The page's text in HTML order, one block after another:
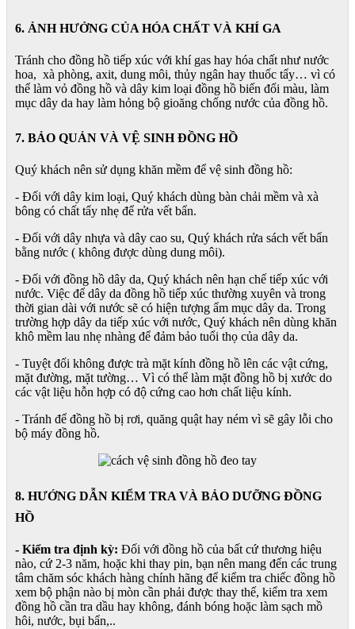
6. ẢNH HƯỞNG CỦA HÓA CHẤT VÀ KHÍ GA
Tránh cho đồng hồ tiếp xúc với khí gas hay hóa chất như nước
hoa, xà phòng, axit, dung môi, thủy ngân hay thuốc tẩy… vì có
thể làm vỏ đồng hồ và dây kim loại đồng hồ biến đổi màu, làm
mục dây da hay làm hỏng bộ gioăng chống nước của đồng hồ.
7. BẢO QUẢN VÀ VỆ SINH ĐỒNG HỒ
Quý khách nên sử dụng khăn mềm để vệ sinh đồng hồ:
- Đối với dây kim loại, Quý khách dùng bàn chải mềm và xà
bông có chất tẩy nhẹ để rửa vết bẩn.
- Đối với dây nhựa và dây cao su, Quý khách rửa sách vết bẩn
bằng nước ( không được dùng dung môi).
- Đối với đồng hồ dây da, Quý khách nên hạn chế tiếp xúc với
nước. Việc để dây da đồng hồ tiếp xúc thường xuyên và trong
thời gian dài với nước sẽ có hiện tượng ẩm mục dây da. Trong
trường hợp dây da tiếp xúc với nước, Quý khách nên dùng khăn
khô mềm lau nhẹ nhàng để đảm bảo tuổi thọ của dây da.
- Tuyệt đối không được trà mặt kính đồng hồ lên các vật cứng,
mặt đường, mặt tường… Vì có thể làm mặt đồng hồ bị xước do
các vật liệu hỗn hợp có độ cứng cao hơn chất liệu kính.
- Tránh để đồng hồ bị rơi, quăng quật hay ném vì sẽ gây lỗi cho
bộ máy đồng hồ.
8. HƯỚNG DẪN KIỂM TRA VÀ BẢO DƯỠNG ĐỒNG
HỒ
- Kiểm tra định kỳ: Đối với đồng hồ của bất cứ thương hiệu
nào, cứ 2-3 năm, hoặc khi thay pin, bạn nên mang đến các trung
tâm chăm sóc khách hàng chính hãng để kiểm tra chiếc đồng hồ
xem bộ phận nào bị mòn cần phải được thay thế, kiểm tra xem
đồng hồ cần tra dầu hay không, đánh bóng hoặc làm sạch mồ
hôi, nước, bụi bẩn,..